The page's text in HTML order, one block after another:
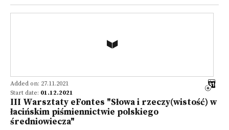
Added on: 27.11.2021
Start date: 01.12.2021
III Warsztaty eFontes "Słowa i rzeczy(wistość) w
łacińskim piśmiennictwie polskiego
średniowiecza"